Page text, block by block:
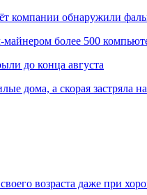
компании обнаружили
майнером более 500
до конца августа
дома, а скорая застряла
возраста даже при